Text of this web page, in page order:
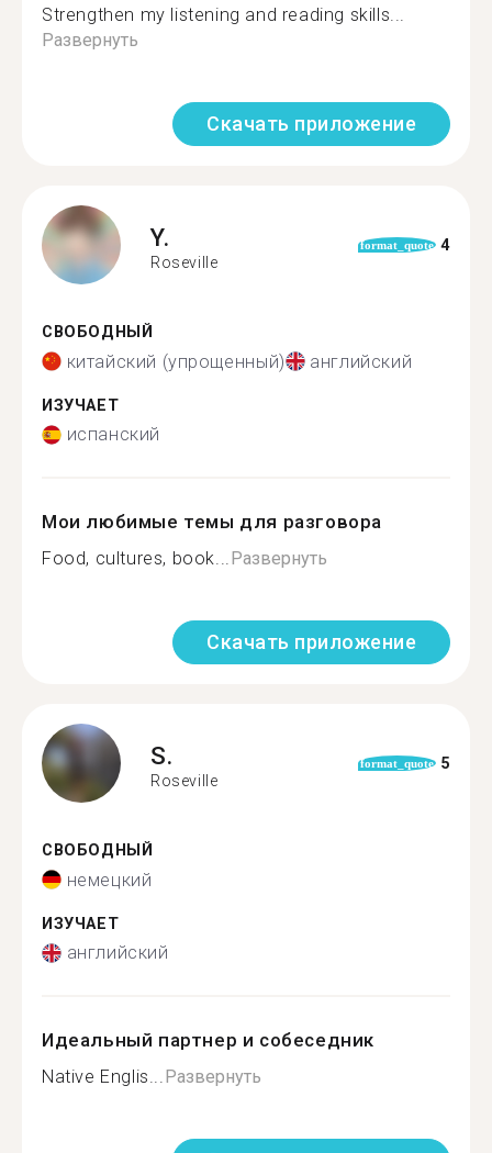
Strengthen my listening and reading skills...
Развернуть
Скачать приложение
Y.
Roseville
format_quote 4
СВОБОДНЫЙ
китайский (упрощенный) английский
ИЗУЧАЕТ
испанский
Мои любимые темы для разговора
Food, cultures, book...Развернуть
Скачать приложение
S.
Roseville
format_quote 5
СВОБОДНЫЙ
немецкий
ИЗУЧАЕТ
английский
Идеальный партнер и собеседник
Native Englis...Развернуть